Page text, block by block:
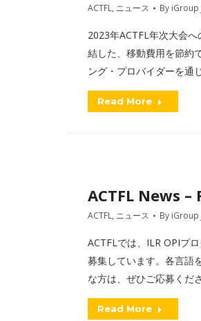
ACTFL, ニュース By iGroup
2023年ACTFL年次大会
結した、移動費用を節約
ング・プロバイダーを通
Read More
ACTFL News
ACTFL, ニュース By iGroup
ACTFLでは、ILR OPIプ
募集しています。各言語
な方は、ぜひご応募くださ
Read More